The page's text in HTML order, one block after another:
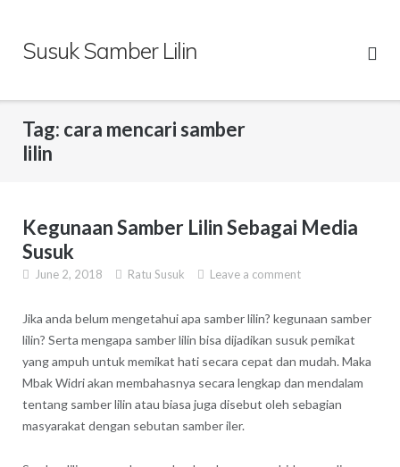
contentSusuk Samber Lilin
Tag: cara mencari samber
lilin
Kegunaan Samber Lilin Sebagai Media
Susuk
June 2, 2018 Ratu Susuk Leave a comment
Jika anda belum mengetahui apa samber lilin? kegunaan samber
lilin? Serta mengapa samber lilin bisa dijadikan susuk pemikat
yang ampuh untuk memikat hati secara cepat dan mudah. Maka
Mbak Widri akan membahasnya secara lengkap dan mendalam
tentang samber lilin atau biasa juga disebut oleh sebagian
masyarakat dengan sebutan samber iler.